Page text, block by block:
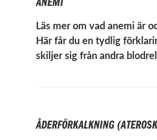
Läs mer om vad anemi är
Här får du en tydlig
skiljer sig från andra
ÅDERFÖRKALKNING